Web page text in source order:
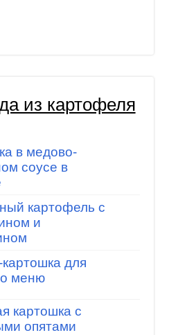
из картофеля
в медово-
соусе в
картофель с
и
для
меню
картошка с
опятами